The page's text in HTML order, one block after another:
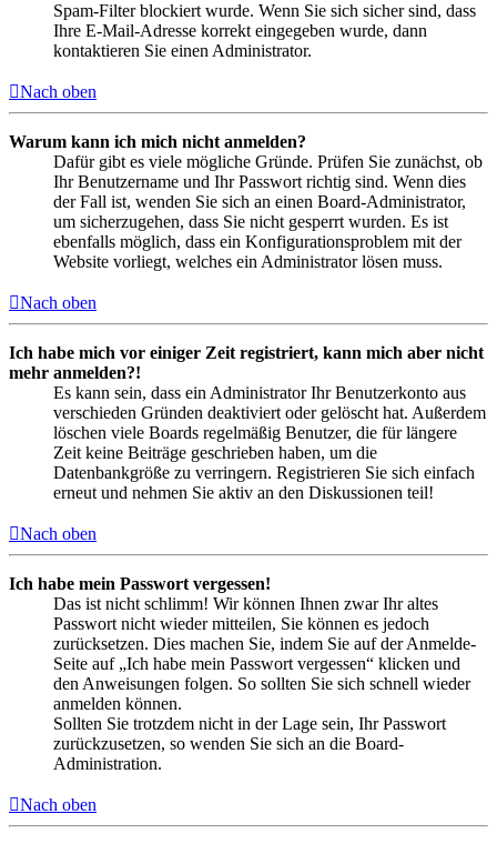
Spam-Filter blockiert wurde. Wenn Sie sich sicher sind, dass
Ihre E-Mail-Adresse korrekt eingegeben wurde, dann
kontaktieren Sie einen Administrator.
Nach oben
Warum kann ich mich nicht anmelden?
Dafür gibt es viele mögliche Gründe. Prüfen Sie zunächst, ob
Ihr Benutzername und Ihr Passwort richtig sind. Wenn dies
der Fall ist, wenden Sie sich an einen Board-Administrator,
um sicherzugehen, dass Sie nicht gesperrt wurden. Es ist
ebenfalls möglich, dass ein Konfigurationsproblem mit der
Website vorliegt, welches ein Administrator lösen muss.
Nach oben
Ich habe mich vor einiger Zeit registriert, kann mich aber nicht
mehr anmelden?!
Es kann sein, dass ein Administrator Ihr Benutzerkonto aus
verschieden Gründen deaktiviert oder gelöscht hat. Außerdem
löschen viele Boards regelmäßig Benutzer, die für längere
Zeit keine Beiträge geschrieben haben, um die
Datenbankgröße zu verringern. Registrieren Sie sich einfach
erneut und nehmen Sie aktiv an den Diskussionen teil!
Nach oben
Ich habe mein Passwort vergessen!
Das ist nicht schlimm! Wir können Ihnen zwar Ihr altes
Passwort nicht wieder mitteilen, Sie können es jedoch
zurücksetzen. Dies machen Sie, indem Sie auf der Anmelde-
Seite auf „Ich habe mein Passwort vergessen“ klicken und
den Anweisungen folgen. So sollten Sie sich schnell wieder
anmelden können.
Sollten Sie trotzdem nicht in der Lage sein, Ihr Passwort
zurückzusetzen, so wenden Sie sich an die Board-
Administration.
Nach oben